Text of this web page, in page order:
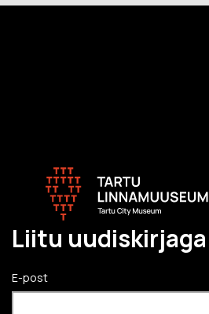
Liitu uudiskirjaga
E-post